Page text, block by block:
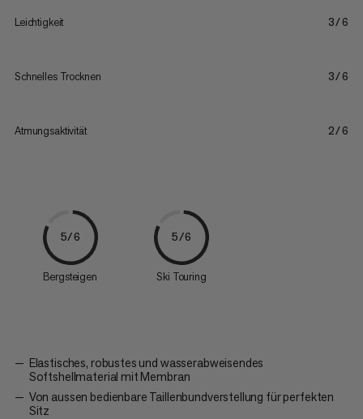
Leichtigkeit 3/6
Schnelles Trocknen 3/6
Atmungsaktivität 2/6
5/6
Bergsteigen
5/6
Ski Touring
Elastisches, robustes und wasserabweisendes
Softshellmaterial mit Membran
Von aussen bedienbare Taillenbundverstellung für perfekten
Sitz